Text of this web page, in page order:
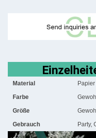
Material
Farbe
Größe
Gebrauch
Party,